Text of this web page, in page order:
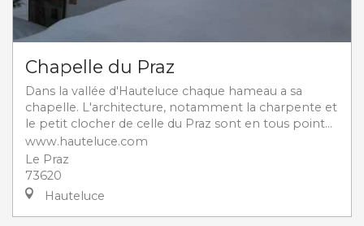
Chapelle du Praz
Dans la vallée d'Hauteluce chaque hameau a sa
chapelle. L'architecture, notamment la charpente et
le petit clocher de celle du Praz sont en tous point...
www.hauteluce.com
Le Praz
73620
Hauteluce